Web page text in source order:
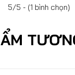
5/5 - (1 bình chọn)